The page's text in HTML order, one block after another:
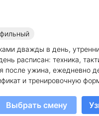
дважды в день,
расписан: техника,
после ужина, ежедневно
и тренировочную
Выбрать смену